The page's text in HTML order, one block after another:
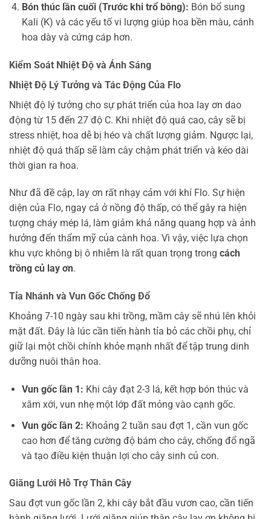
Bón thúc lần cuối (Trước khi trổ bông): Bón bổ sung
Kali (K) và các yếu tố vi lượng giúp hoa bền màu, cánh
hoa dày và cứng cáp hơn.
Kiểm Soát Nhiệt Độ và Ánh Sáng
Nhiệt Độ Lý Tưởng và Tác Động Của Flo
Nhiệt độ lý tưởng cho sự phát triển của hoa lay ơn dao
động từ 15 đến 27 độ C. Khi nhiệt độ quá cao, cây sẽ bị
stress nhiệt, hoa dễ bị héo và chất lượng giảm. Ngược lại,
nhiệt độ quá thấp sẽ làm cây chậm phát triển và kéo dài
thời gian ra hoa.
Như đã đề cập, lay ơn rất nhạy cảm với khí Flo. Sự hiện
diện của Flo, ngay cả ở nồng độ thấp, có thể gây ra hiện
tượng cháy mép lá, làm giảm khả năng quang hợp và ảnh
hưởng đến thẩm mỹ của cành hoa. Vì vậy, việc lựa chọn
khu vực không bị ô nhiễm là rất quan trọng trong cách
trồng củ lay ơn.
Tỉa Nhánh và Vun Gốc Chống Đổ
Khoảng 7-10 ngày sau khi trồng, mầm cây sẽ nhú lên khỏi
mặt đất. Đây là lúc cần tiến hành tỉa bỏ các chồi phụ, chỉ
giữ lại một chồi chính khỏe mạnh nhất để tập trung dinh
dưỡng nuôi thân hoa.
Vun gốc lần 1: Khi cây đạt 2-3 lá, kết hợp bón thúc và
xăm xới, vun nhẹ một lớp đất mỏng vào cạnh gốc.
Vun gốc lần 2: Khoảng 2 tuần sau đợt 1, cần vun gốc
cao hơn để tăng cường độ bám cho cây, chống đổ ngã
và tạo điều kiện thuận lợi cho cây sinh củ con.
Giăng Lưới Hỗ Trợ Thân Cây
Sau đợt vun gốc lần 2, khi cây bắt đầu vươn cao, cần tiến